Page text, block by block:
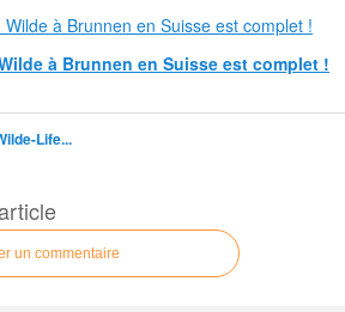
à Brunnen en Suisse est complet !
Life...
un commentaire